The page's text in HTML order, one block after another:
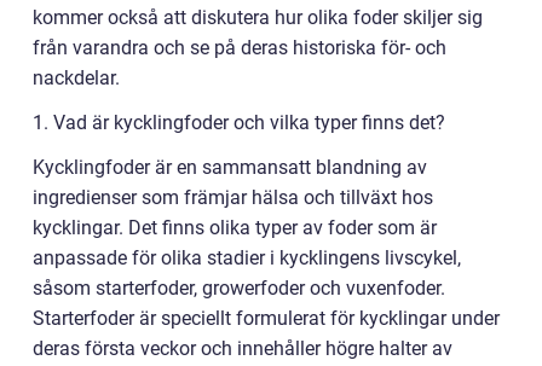
kommer också att diskutera hur olika foder skiljer sig
från varandra och se på deras historiska för- och
nackdelar.
1. Vad är kycklingfoder och vilka typer finns det?
Kycklingfoder är en sammansatt blandning av
ingredienser som främjar hälsa och tillväxt hos
kycklingar. Det finns olika typer av foder som är
anpassade för olika stadier i kycklingens livscykel,
såsom starterfoder, growerfoder och vuxenfoder.
Starterfoder är speciellt formulerat för kycklingar under
deras första veckor och innehåller högre halter av